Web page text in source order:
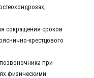
сокращения сроков
крестцового
при
физическими